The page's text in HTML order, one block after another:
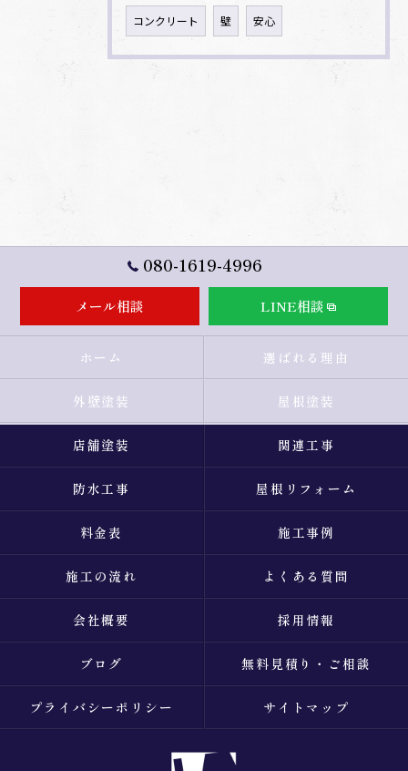
コンクリート 壁 安心
080-1619-4996
メール相談 LINE相談
ホーム 選ばれる理由
外壁塗装 屋根塗装
店舗塗装 関連工事
防水工事 屋根リフォーム
料金表 施工事例
施工の流れ よくある質問
会社概要 採用情報
ブログ 無料見積り・ご相談
プライバシーポリシー サイトマップ